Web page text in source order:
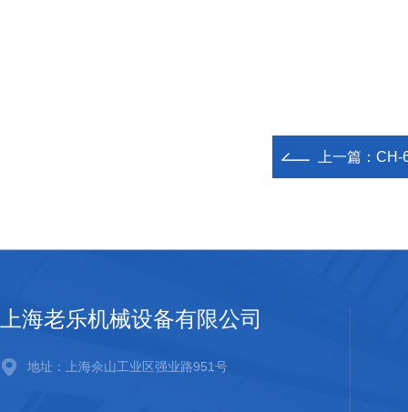
上一篇： CH-
上海老乐机械设备有限公司
地址：上海佘山工业区强业路951号